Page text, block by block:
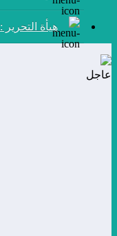
هيأة التحرير :
عاجل